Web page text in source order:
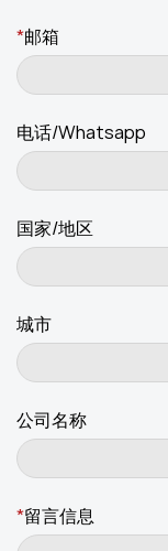
*邮箱
电话/Whatsapp
国家/地区
城市
公司名称
*留言信息